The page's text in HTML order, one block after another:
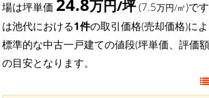
場は坪単価
万円/坪(7.5万円/㎡)で
は池代における1件の取引価格(売却価格)に
標準的な中古一戸建ての値段(坪単価、評価
の目安となります。